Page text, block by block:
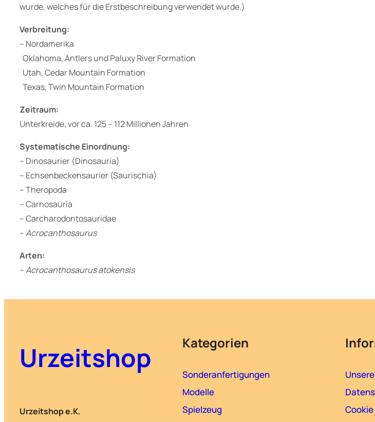
wurde, welches für die Erstbeschreibung verwendet wurde.)
Verbreitung:
– Nordamerika
Oklahoma, Antlers und Paluxy River Formation
Utah, Cedar Mountain Formation
Texas, Twin Mountain Formation
Zeitraum:
Unterkreide, vor ca. 125 – 112 Millionen Jahren
Systematische Einordnung:
– Dinosaurier (Dinosauria)
– Echsenbeckensaurier (Saurischia)
– Theropoda
– Carnosauria
– Carcharodontosauridae
–Acrocanthosaurus
Arten:
–Acrocanthosaurus atokensis
Urzeitshop
Urzeitshop e.K.
Kategorien
Sonderanfertigungen
Modelle
Spielzeug